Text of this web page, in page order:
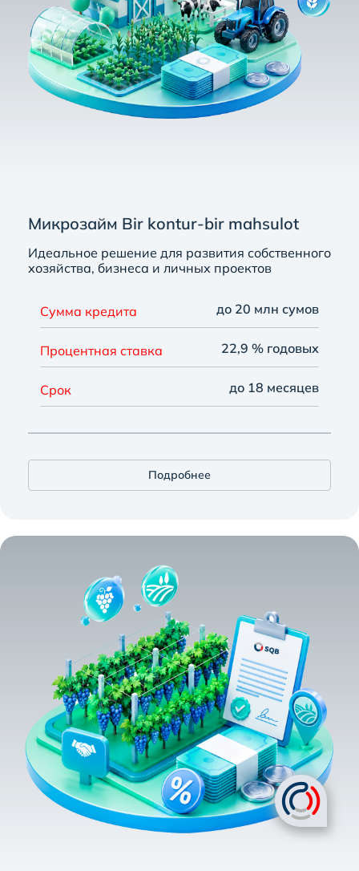
Микрозайм Bir kontur-bir mahsulot
Идеальное решение для развития собственного
хозяйства, бизнеса и личных проектов
Сумма кредита до 20 млн сумов
Процентная ставка 22,9 % годовых
Срок до 18 месяцев
Подробнее